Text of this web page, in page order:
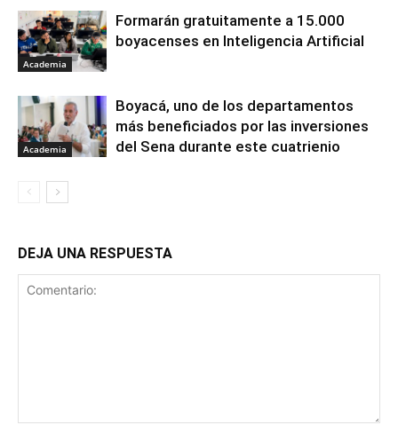
Academia
Formarán gratuitamente a 15.000
boyacenses en Inteligencia Artificial
Academia
Boyacá, uno de los departamentos
más beneficiados por las inversiones
del Sena durante este cuatrienio
DEJA UNA RESPUESTA